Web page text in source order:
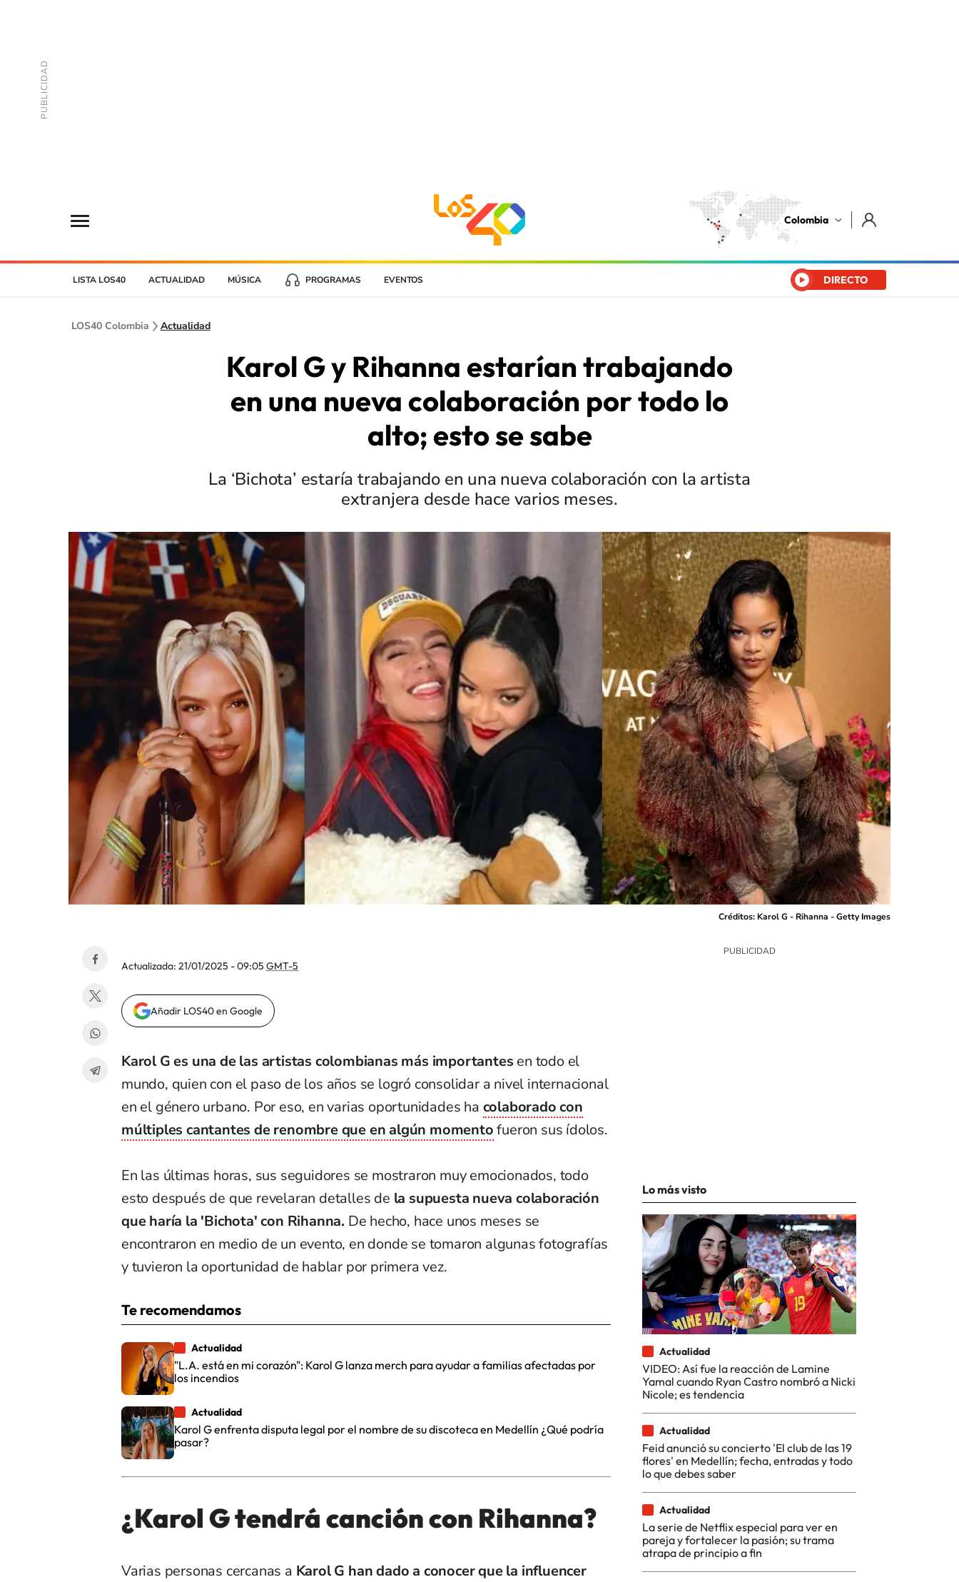
Colombia
LISTA LOS40 ACTUALIDAD MÚSICA PROGRAMAS EVENTOS DIRECTO
LOS40 Colombia Actualidad
Karol G y Rihanna estarían trabajando
en una nueva colaboración por todo lo
alto; esto se sabe
La ‘Bichota’ estaría trabajando en una nueva colaboración con la artista
extranjera desde hace varios meses.
Créditos: Karol G - Rihanna - Getty Images
Actualizada: 21/01/2025 - 09:05 GMT-5
Añadir LOS40 en Google
Karol G es una de las artistas colombianas más importantes en todo el
mundo, quien con el paso de los años se logró consolidar a nivel internacional
en el género urbano. Por eso, en varias oportunidades ha colaborado con
múltiples cantantes de renombre que en algún momentofueron sus ídolos.
En las últimas horas, sus seguidores se mostraron muy emocionados, todo
esto después de que revelaran detalles de la supuesta nueva colaboración
que haría la 'Bichota' con Rihanna. De hecho, hace unos meses se
encontraron en medio de un evento, en donde se tomaron algunas fotografías
y tuvieron la oportunidad de hablar por primera vez.
Te recomendamos
Actualidad
"L.A. está en mi corazón": Karol G lanza merch para ayudar a familias afectadas por
los incendios
Actualidad
Karol G enfrenta disputa legal por el nombre de su discoteca en Medellín ¿Qué podría
pasar?
¿Karol G tendrá canción con Rihanna?
Varias personas cercanas a Karol G han dado a conocer que la influencer
Lo más visto
Actualidad
VIDEO: Así fue la reacción de Lamine
Yamal cuando Ryan Castro nombró a Nicki
Nicole; es tendencia
Actualidad
Feid anunció su concierto 'El club de las 19
flores' en Medellín; fecha, entradas y todo
lo que debes saber
Actualidad
La serie de Netflix especial para ver en
pareja y fortalecer la pasión; su trama
atrapa de principio a fin